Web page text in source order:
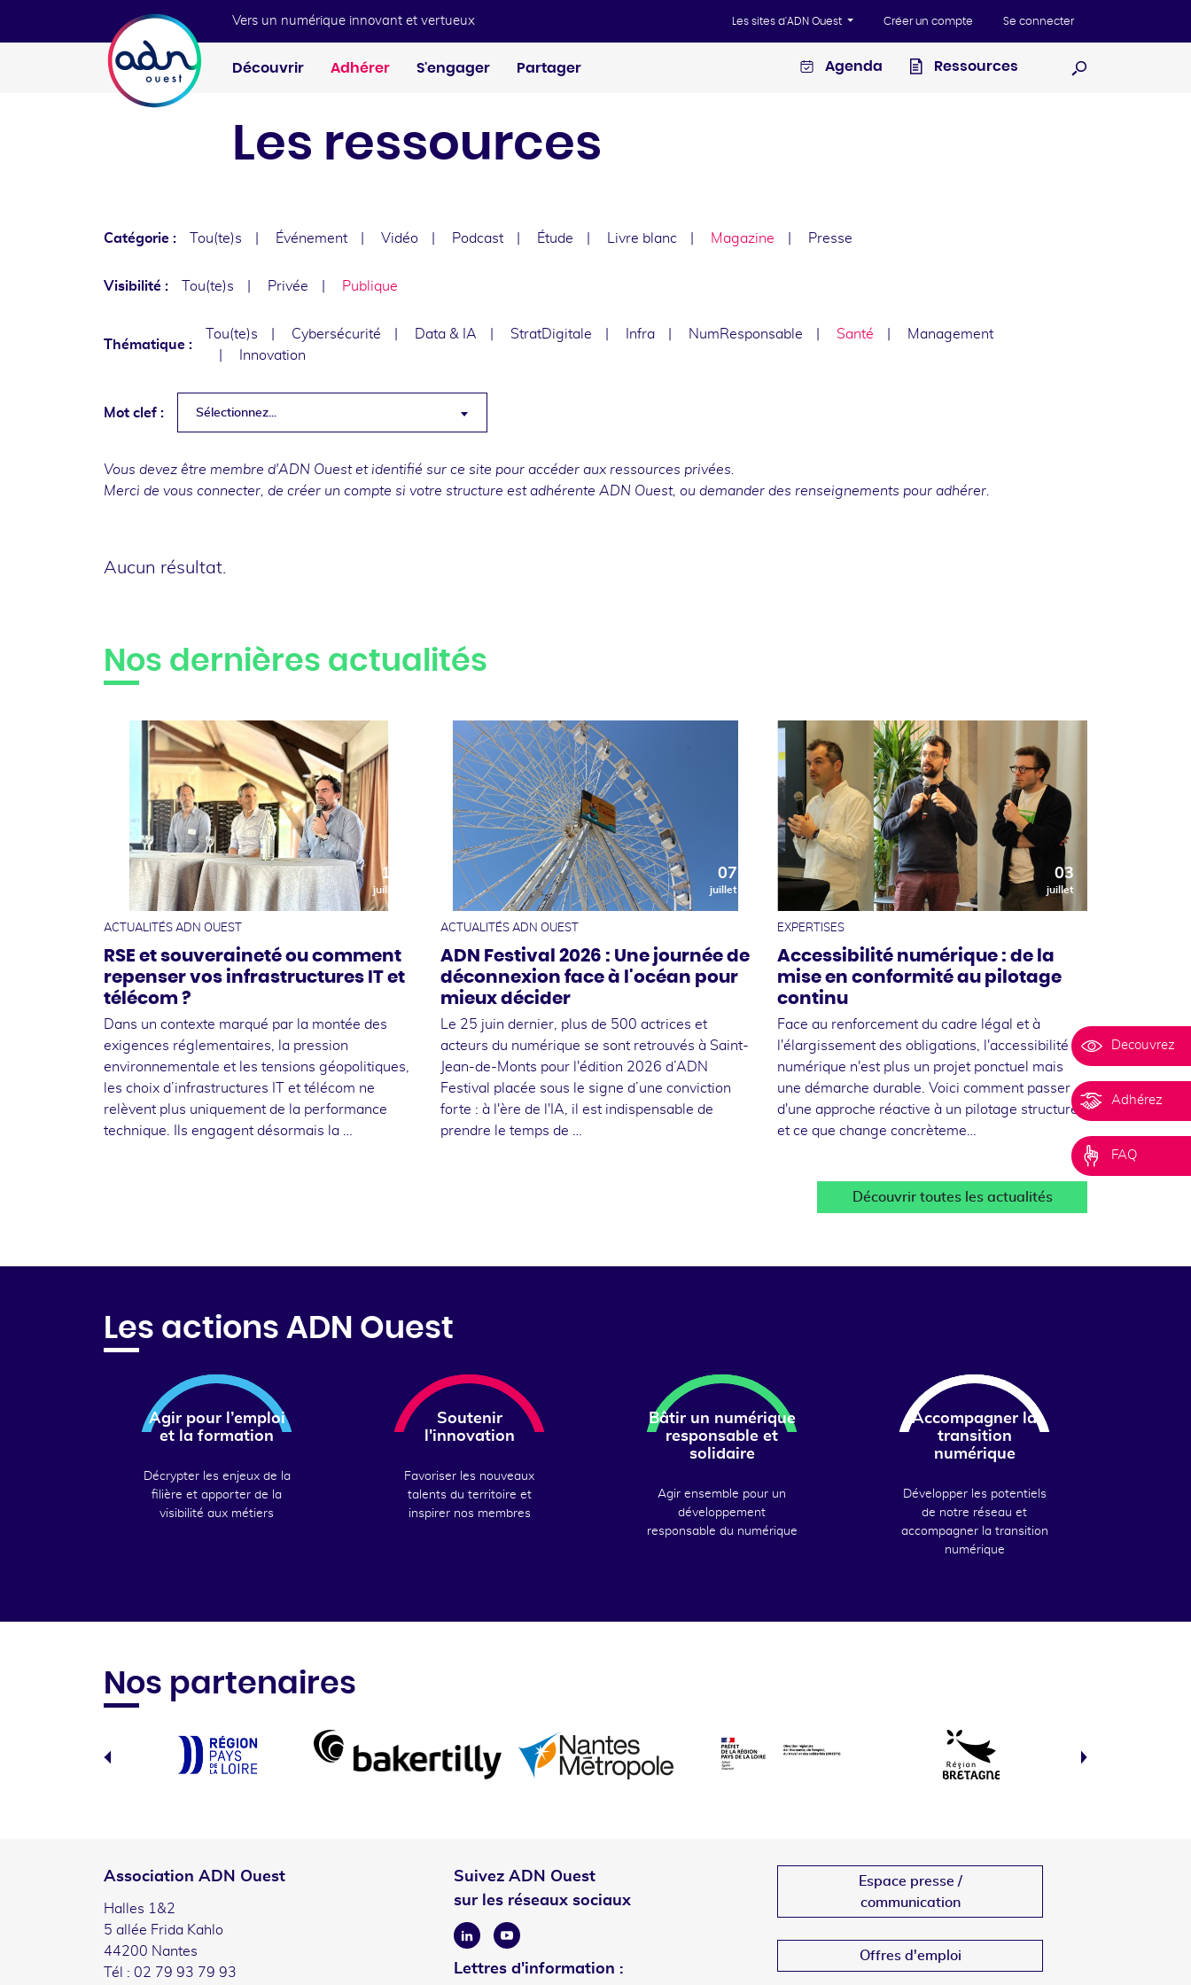
Vers un numérique innovant et vertueux Les sites d'ADN Ouest Créer un compte Se connecter
Découvrir Adhérer S'engager Partager Agenda
Ressources
Les ressources
Catégorie : Tou(te)s Événement Vidéo Podcast Étude Livre blanc Magazine Presse
Visibilité : Tou(te)s Privée Publique
Thématique :
Tou(te)s Cybersécurité Data & IA StratDigitale Infra NumResponsable Santé
Management
Innovation
Mot clef : Sélectionnez...
Vous devez être membre d'ADN Ouest et identifié sur ce site pour accéder aux ressources privées.
Merci de vous connecter, de créer un compte si votre structure est adhérente ADN Ouest, ou demander des renseignements pour adhérer.
Aucun résultat.
Decouvrez
Adhérez
FAQ
Nos dernières actualités
10
juillet
ACTUALITÉS ADN OUEST
RSE et souveraineté ou comment
repenser vos infrastructures IT et
télécom ?
Dans un contexte marqué par la montée des
exigences réglementaires, la pression
environnementale et les tensions géopolitiques,
les choix d’infrastructures IT et télécom ne
relèvent plus uniquement de la performance
technique. Ils engagent désormais la …
07
juillet
ACTUALITÉS ADN OUEST
ADN Festival 2026 : Une journée de
déconnexion face à l'océan pour
mieux décider
Le 25 juin dernier, plus de 500 actrices et
acteurs du numérique se sont retrouvés à Saint-
Jean-de-Monts pour l'édition 2026 d’ADN
Festival placée sous le signe d’une conviction
forte : à l'ère de l'IA, il est indispensable de
prendre le temps de …
03
juillet
EXPERTISES
Accessibilité numérique : de la
mise en conformité au pilotage
continu
Face au renforcement du cadre légal et à
l'élargissement des obligations, l'accessibilité
numérique n'est plus un projet ponctuel mais
une démarche durable. Voici comment passer
d'une approche réactive à un pilotage structuré,
et ce que change concrèteme…
Découvrir toutes les actualités
Les actions ADN Ouest
Agir pour l’emploi
et la formation
Décrypter les enjeux de la
filière et apporter de la
visibilité aux métiers
Soutenir
l'innovation
Favoriser les nouveaux
talents du territoire et
inspirer nos membres
Bâtir un numérique
responsable et
solidaire
Agir ensemble pour un
développement
responsable du numérique
Accompagner la
transition
numérique
Développer les potentiels
de notre réseau et
accompagner la transition
numérique
Nos partenaires
Association ADN Ouest
Halles 1&2
5 allée Frida Kahlo
44200 Nantes
Tél : 02 79 93 79 93
Suivez ADN Ouest
sur les réseaux sociaux
LinkedinYoutube
Lettres d'information :
Espace presse /
communication
Offres d'emploi